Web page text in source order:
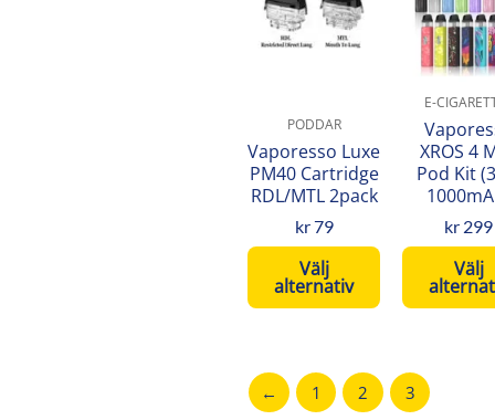
PODDAR
Vaporesso Luxe
PM40 Cartridge
RDL/MTL 2pack
kr79
Välj
alternativ
produkten
har
De
olika
alternativen
kan
väljas
på
produktsidan
E-
XROS 4
Pod Kit
kr 299
Välj
har
kan
på
← 1 2 3